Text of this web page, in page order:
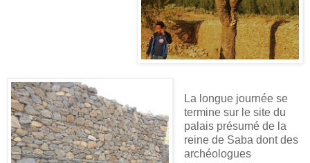
La longue journée se
termine sur le site du
palais présumé de la
reine de Saba dont des
archéologues